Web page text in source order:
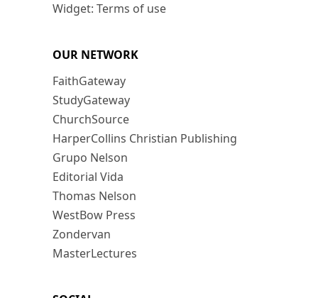
Widget: Terms of use
OUR NETWORK
FaithGateway
StudyGateway
ChurchSource
HarperCollins Christian Publishing
Grupo Nelson
Editorial Vida
Thomas Nelson
WestBow Press
Zondervan
MasterLectures